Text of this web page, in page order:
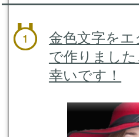
金色文字を
で作りまし
幸いです！